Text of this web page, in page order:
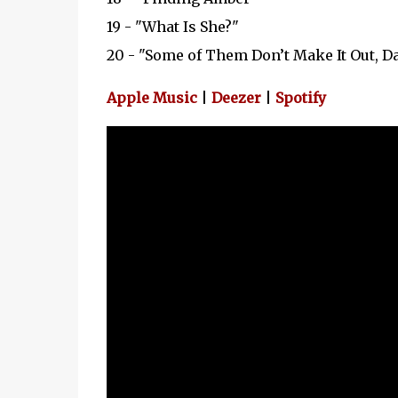
19 - "What Is She?"
20 - "Some of Them Don’t Make It Out,
Apple Music| Deezer| Spotify